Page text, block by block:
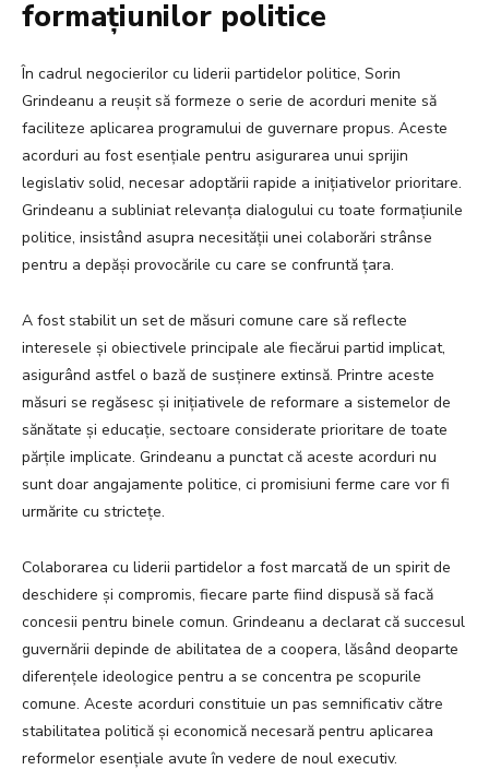
formațiunilor politice
În cadrul negocierilor cu liderii partidelor politice, Sorin
Grindeanu a reușit să formeze o serie de acorduri menite să
faciliteze aplicarea programului de guvernare propus. Aceste
acorduri au fost esențiale pentru asigurarea unui sprijin
legislativ solid, necesar adoptării rapide a inițiativelor prioritare.
Grindeanu a subliniat relevanța dialogului cu toate formațiunile
politice, insistând asupra necesității unei colaborări strânse
pentru a depăși provocările cu care se confruntă țara.
A fost stabilit un set de măsuri comune care să reflecte
interesele și obiectivele principale ale fiecărui partid implicat,
asigurând astfel o bază de susținere extinsă. Printre aceste
măsuri se regăsesc și inițiativele de reformare a sistemelor de
sănătate și educație, sectoare considerate prioritare de toate
părțile implicate. Grindeanu a punctat că aceste acorduri nu
sunt doar angajamente politice, ci promisiuni ferme care vor fi
urmărite cu strictețe.
Colaborarea cu liderii partidelor a fost marcată de un spirit de
deschidere și compromis, fiecare parte fiind dispusă să facă
concesii pentru binele comun. Grindeanu a declarat că succesul
guvernării depinde de abilitatea de a coopera, lăsând deoparte
diferențele ideologice pentru a se concentra pe scopurile
comune. Aceste acorduri constituie un pas semnificativ către
stabilitatea politică și economică necesară pentru aplicarea
reformelor esențiale avute în vedere de noul executiv.